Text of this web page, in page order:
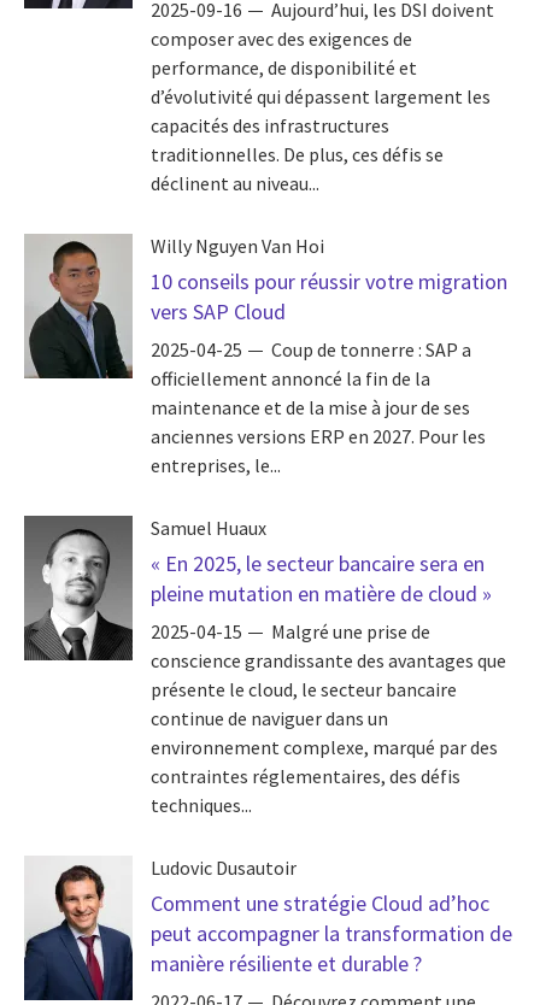
2025-09-16
Aujourd’hui, les DSI doivent
composer avec des exigences de
performance, de disponibilité et
d’évolutivité qui dépassent largement les
capacités des infrastructures
traditionnelles. De plus, ces défis se
déclinent au niveau...
Willy Nguyen Van Hoi
10 conseils pour réussir votre migration
vers SAP Cloud
2025-04-25
Coup de tonnerre : SAP a
officiellement annoncé la fin de la
maintenance et de la mise à jour de ses
anciennes versions ERP en 2027. Pour les
entreprises, le...
Samuel Huaux
« En 2025, le secteur bancaire sera en
pleine mutation en matière de cloud »
2025-04-15
Malgré une prise de
conscience grandissante des avantages que
présente le cloud, le secteur bancaire
continue de naviguer dans un
environnement complexe, marqué par des
contraintes réglementaires, des défis
techniques...
Ludovic Dusautoir
Comment une stratégie Cloud ad’hoc
peut accompagner la transformation de
manière résiliente et durable ?